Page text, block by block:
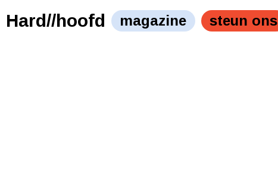
Hard//hoofd magazine steun ons